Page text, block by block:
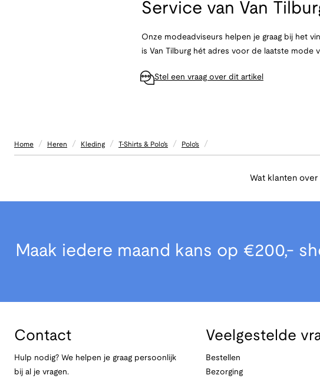
Service van Van
Onze modeadviseurs helpen je graag bij het
is Van Tilburg hét adres voor de laatste mode
Stel een vraag over dit artikel
Home / Heren / Kleding / T-Shirts & Polo's / Polo's /
Wat klanten over
Maak iedere maand kans op €200,-
Contact
Hulp nodig? We helpen je graag persoonlijk
bij al je vragen.
Veelgestelde
Bestellen
Bezorging